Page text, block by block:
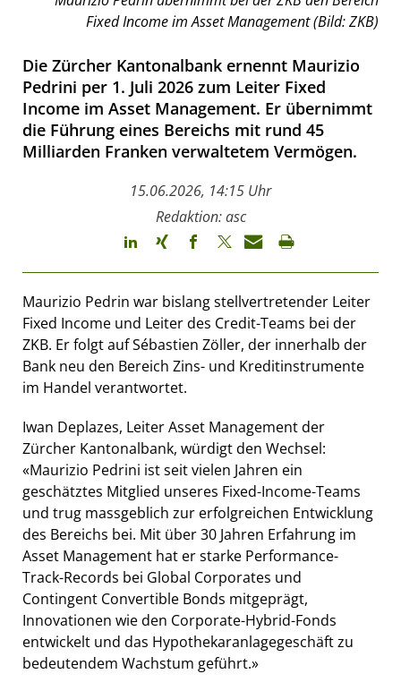
Fixed Income im Asset Management (Bild: ZKB)
Die Zürcher Kantonalbank ernennt Maurizio
Pedrini per 1. Juli 2026 zum Leiter Fixed
Income im Asset Management. Er übernimmt
die Führung eines Bereichs mit rund 45
Milliarden Franken verwaltetem Vermögen.
15.06.2026, 14:15 Uhr
Redaktion: asc
Maurizio Pedrin war bislang stellvertretender Leiter
Fixed Income und Leiter des Credit-Teams bei der
ZKB. Er folgt auf Sébastien Zöller, der innerhalb der
Bank neu den Bereich Zins- und Kreditinstrumente
im Handel verantwortet.
Iwan Deplazes, Leiter Asset Management der
Zürcher Kantonalbank, würdigt den Wechsel:
«Maurizio Pedrini ist seit vielen Jahren ein
geschätztes Mitglied unseres Fixed-Income-Teams
und trug massgeblich zur erfolgreichen Entwicklung
des Bereichs bei. Mit über 30 Jahren Erfahrung im
Asset Management hat er starke Performance-
Track-Records bei Global Corporates und
Contingent Convertible Bonds mitgeprägt,
Innovationen wie den Corporate-Hybrid-Fonds
entwickelt und das Hypothekaranlagegeschäft zu
bedeutendem Wachstum geführt.»